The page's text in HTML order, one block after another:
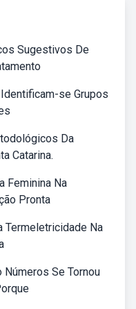
Sugestivos De
se Grupos
Da
Catarina.
Feminina Na
Pronta
Termeletricidade Na
Números Se Tornou